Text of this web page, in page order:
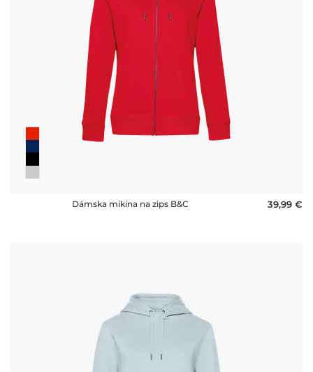
Dámska mikina na zips B&C 39,99 €